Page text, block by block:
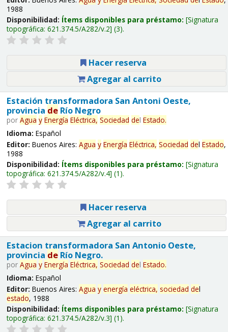
1988
Disponibilidad: Ítems disponibles para préstamo: Signatura
topográfica: 621.374.5/A282/v.2 (3).
Hacer reserva
Agregar al carrito
Estación transformadora San Antoni Oeste,
provincia deRío Negro
por Agua y Energía Eléctrica, Sociedad del Estado.
Idioma: Español
Editor: Buenos Aires: Agua y Energía Eléctrica, Sociedad del Estado,
1988
Disponibilidad: Ítems disponibles para préstamo: Signatura
topográfica: 621.374.5/A282/v.4 (1).
Hacer reserva
Agregar al carrito
Estacion transformadora San Antonio Oeste,
provincia deRío Negro.
por Agua y Energía Eléctrica, Sociedad del Estado.
Idioma: Español
Editor: Buenos Aires: Agua y energía eléctrica, sociedad del
estado, 1988
Disponibilidad: Ítems disponibles para préstamo: Signatura
topográfica: 621.374.5/A282/v.3 (1).